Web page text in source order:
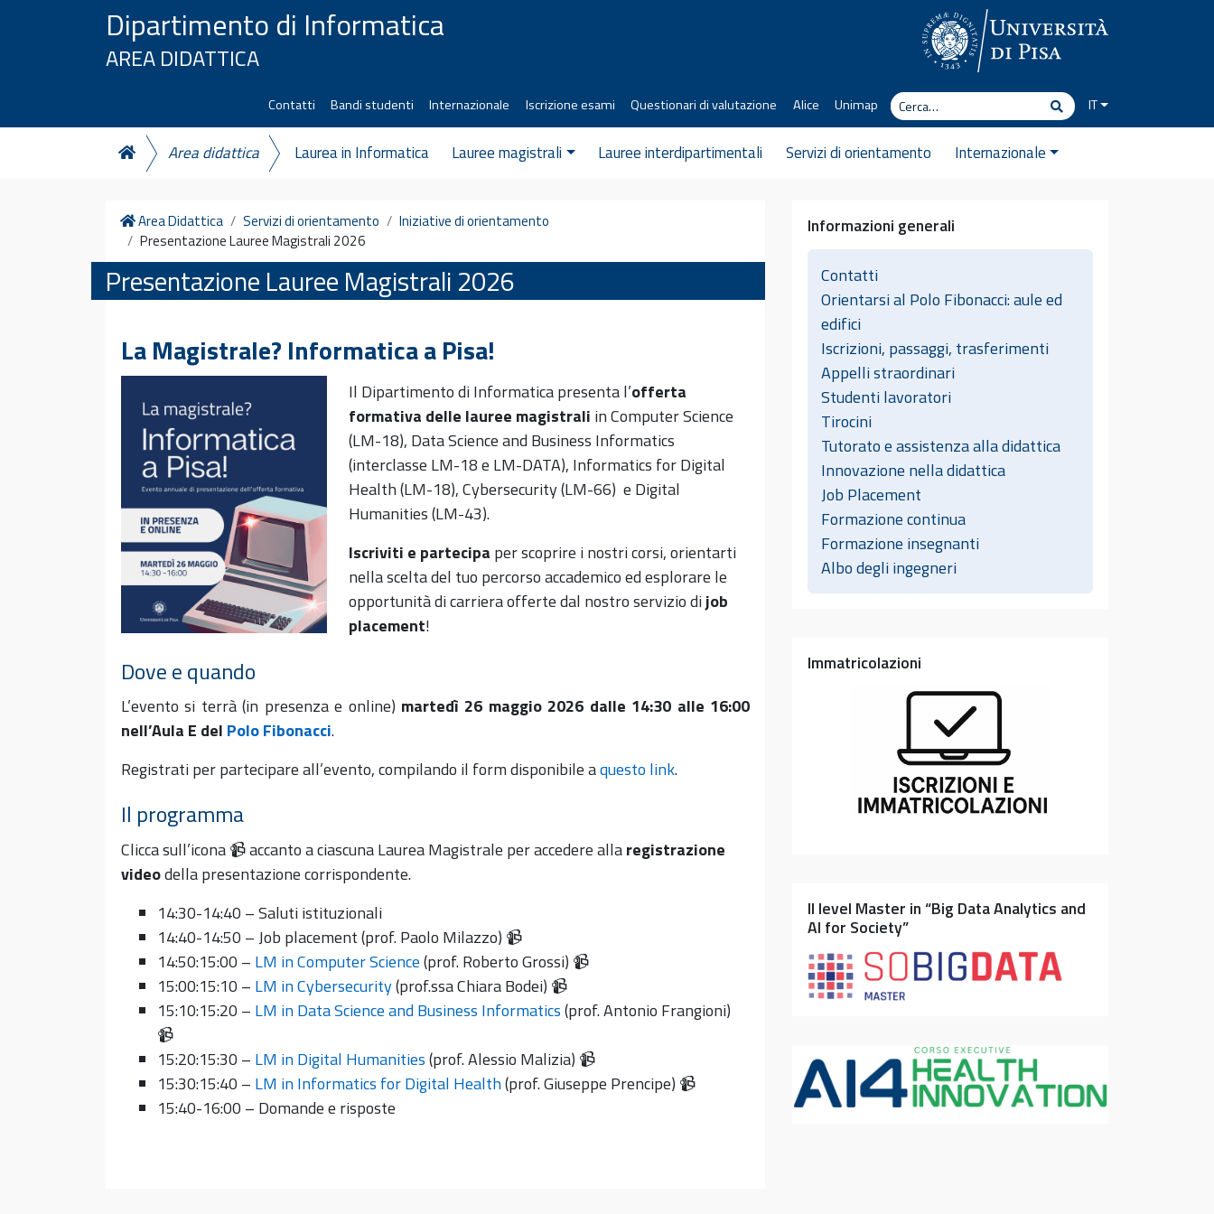
Vai al contenutoDipartimento di Informatica
AREA DIDATTICA
Contatti Bandi studenti Internazionale Iscrizione esami Questionari di valutazione Alice Unimap
Cerca
CercaIT
Area didattica Laurea in Informatica Lauree magistrali Lauree interdipartimentali Servizi di orientamento Internazionale
Home
Area Didattica Servizi di orientamento
Iniziative di orientamento
Presentazione Lauree Magistrali 2026
Presentazione Lauree Magistrali 2026
La Magistrale? Informatica a Pisa!
Il Dipartimento di Informatica presenta l’offerta
formativa delle lauree magistrali in Computer Science
(LM-18), Data Science and Business Informatics
(interclasse LM-18 e LM-DATA), Informatics for Digital
Health (LM-18), Cybersecurity (LM-66) e Digital
Humanities (LM-43).
Iscriviti e partecipa per scoprire i nostri corsi, orientarti
nella scelta del tuo percorso accademico ed esplorare le
opportunità di carriera offerte dal nostro servizio dijob
placement!
Dove e quando
L’evento si terrà (in presenza e online) martedì 26 maggio 2026 dalle 14:30 alle 16:00
nell’Aula E del Polo Fibonacci.
Registrati per partecipare all’evento, compilando il form disponibile aquesto link.
Il programma
Clicca sull’icona 📹 accanto a ciascuna Laurea Magistrale per accedere allaregistrazione
videodella presentazione corrispondente.
14:30-14:40 – Saluti istituzionali
14:40-14:50 –Job placement (prof. Paolo Milazzo) 📹
14:50:15:00 – LM in Computer Science(prof. Roberto Grossi) 📹
15:00:15:10 – LM in Cybersecurity(prof.ssa Chiara Bodei) 📹
15:10:15:20 – LM in Data Science and Business Informatics(prof. Antonio Frangioni)
📹
15:20:15:30 – LM in Digital Humanities(prof. Alessio Malizia) 📹
15:30:15:40 – LM in Informatics for Digital Health(prof. Giuseppe Prencipe) 📹
15:40-16:00 – Domande e risposte
Informazioni generali
Contatti
Orientarsi al Polo Fibonacci: aule ed
edifici
Iscrizioni, passaggi, trasferimenti
Appelli straordinari
Studenti lavoratori
Tirocini
Tutorato e assistenza alla didattica
Innovazione nella didattica
Job Placement
Formazione continua
Formazione insegnanti
Albo degli ingegneri
Immatricolazioni
II level Master in “Big Data Analytics and
AI for Society”